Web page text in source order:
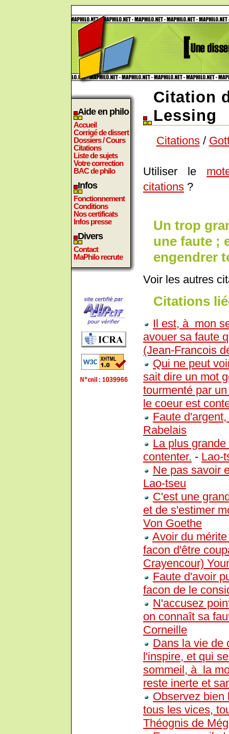
Aide en philo
Accueil
Corrigé de dissert
Dossiers / Cours
Citations
Liste de sujets
Votre correction
BAC de philo
Infos
Fonctionnement
Conditions
Nos certificats
Infos presse
Divers
Contact
MaPhilo recrute
Citation
Lessing
Citations/
Utiliser le
citations ?
Un trop
une faute ;
engendrer
Voir les autres
Citations
Il est, à mon
avouer sa faute
(Jean-Francois
Qui ne peut
sait dire un mot
tourmenté par
le coeur est
Faute
Rabelais
La plus
contenter. - Lao-
Ne pas savoir
Lao-tseu
C'est une
et de s'estimer
Von Goethe
Avoir du
facon d'être
Crayencour)
Faute d'avoir
facon de le
N'accusez
on connaît sa
Corneille
Dans la vie de
l'inspire, et qui
sommeil, à la
reste inerte et
Observez bien
tous les vices,
Théognis de